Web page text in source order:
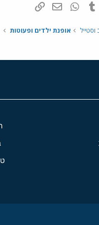
Pinterest
Tumblr
WhatsAppדואר אלקטרוני
וסטייל אופנת ילדים ופעוטות